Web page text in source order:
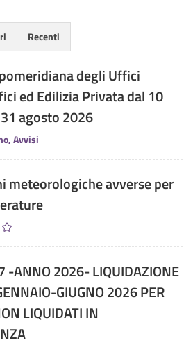
Recenti
degli Uffici
ed Edilizia Privata dal 10
agosto 2026
Avvisi
meteorologiche avverse per
-ANNO 2026- LIQUIDAZIONE
GIUGNO 2026 PER
LIQUIDATI IN